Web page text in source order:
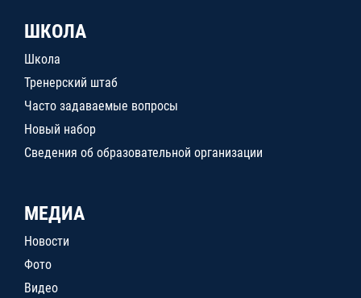
ШКОЛА
Школа
Тренерский штаб
Часто задаваемые вопросы
Новый набор
Сведения об образовательной организации
МЕДИА
Новости
Фото
Видео